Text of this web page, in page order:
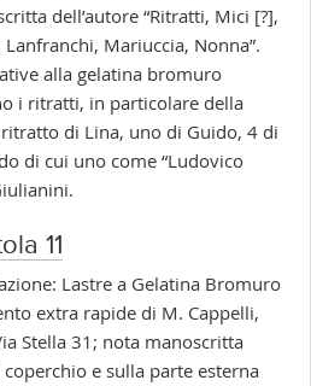
dell’autore “Ritratti, Mici [?],
Mariuccia, Nonna”.
alla gelatina bromuro
i ritratti, in particolare della
di Lina, uno di Guido, 4 di
di cui uno come “Ludovico
11
Lastre a Gelatina Bromuro
extra rapide di M. Cappelli,
Stella 31; nota manoscritta
e sulla parte esterna